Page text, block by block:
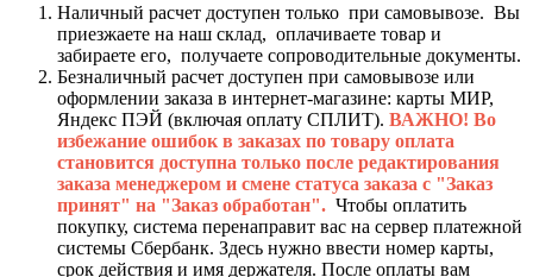
Наличный расчет доступен только при самовывозе. Вы
приезжаете на наш склад, оплачиваете товар и
забираете его, получаете сопроводительные документы.
Безналичный расчет доступен при самовывозе или
оформлении заказа в интернет-магазине: карты МИР,
Яндекс ПЭЙ (включая оплату СПЛИТ). ВАЖНО! Во
избежание ошибок в заказах по товару оплата
становится доступна только после редактирования
заказа менеджером и смене статуса заказа с "Заказ
принят" на "Заказ обработан". Чтобы оплатить
покупку, система перенаправит вас на сервер платежной
системы Сбербанк. Здесь нужно ввести номер карты,
срок действия и имя держателя. После оплаты вам